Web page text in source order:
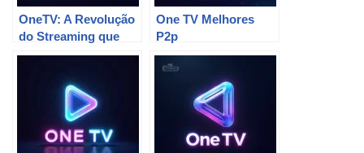
OneTV: A Revolução
do Streaming que
Você Não Sabia Que
One TV Melhores
P2p